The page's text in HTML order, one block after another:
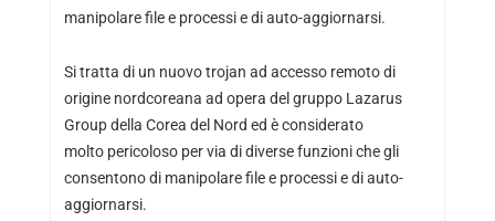
manipolare file e processi e di auto-aggiornarsi.
Si tratta di un nuovo trojan ad accesso remoto di
origine nordcoreana ad opera del gruppo Lazarus
Group della Corea del Nord ed è considerato
molto pericoloso per via di diverse funzioni che gli
consentono di manipolare file e processi e di auto-
aggiornarsi.